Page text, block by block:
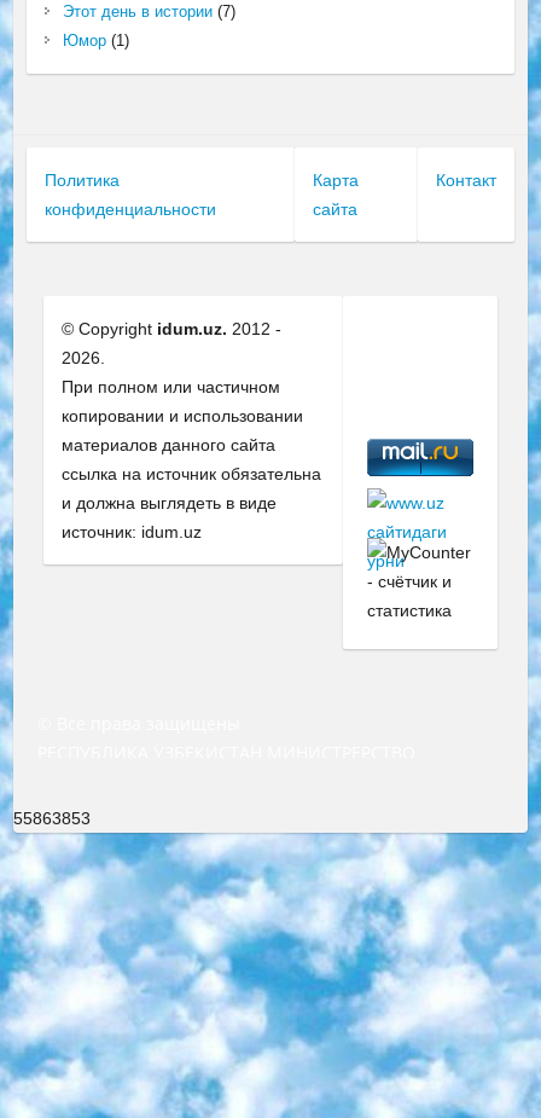
Этот день в истории(7)
Юмор(1)
Политика
конфиденциальности
Карта
сайта
Контакт
© Copyright idum.uz. 2012 -
2026.
При полном или частичном
копировании и использовании
материалов данного сайта
ссылка на источник обязательна
и должна выглядеть в виде
источник: idum.uz
55863853